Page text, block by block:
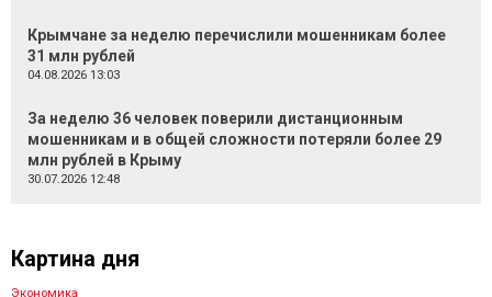
Крымчане за неделю перечислили мошенникам более
31 млн рублей
04.08.2026 13:03
За неделю 36 человек поверили дистанционным
мошенникам и в общей сложности потеряли более 29
млн рублей в Крыму
30.07.2026 12:48
Картина дня
Экономика